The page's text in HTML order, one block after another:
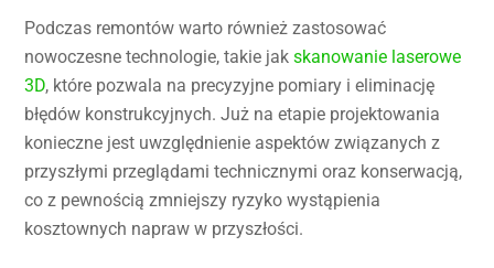
Podczas remontów warto również zastosować
nowoczesne technologie, takie jakskanowanie laserowe
3D, które pozwala na precyzyjne pomiary i eliminację
błędów konstrukcyjnych. Już na etapie projektowania
konieczne jest uwzględnienie aspektów związanych z
przyszłymi przeglądami technicznymi oraz konserwacją,
co z pewnością zmniejszy ryzyko wystąpienia
kosztownych napraw w przyszłości.